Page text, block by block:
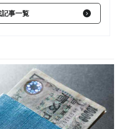
」の根拠】2026/07/28
ドル買い〉でもない…論理的説
す「円売り仕掛け」か、“行き
骨太ショック」の余波続く今
円が大きく動く可能性【今週の
円」の根拠】2026/07/14
急反落…為替介入と投機筋の円
の米ドル／円予想レンジ「158
記事一覧